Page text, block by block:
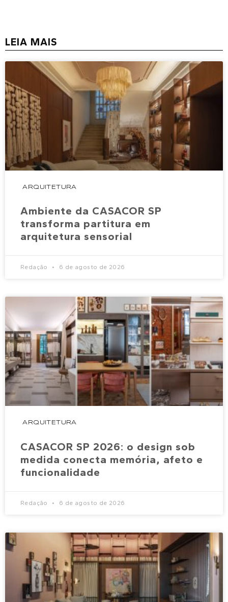
LEIA MAIS
ARQUITETURA
Ambiente da CASACOR SP
transforma partitura em
arquitetura sensorial
Redação 6 de agosto de 2026
ARQUITETURA
CASACOR SP 2026: o design sob
medida conecta memória, afeto e
funcionalidade
Redação 6 de agosto de 2026